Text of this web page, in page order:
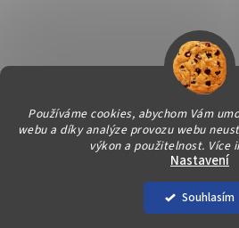
Používáme cookies, abychom Vám
webu a díky analýze provozu webu
výkon a použitelnost. Více
Nastavení
Souhlasím
Vytvořil
Svět úklidu.